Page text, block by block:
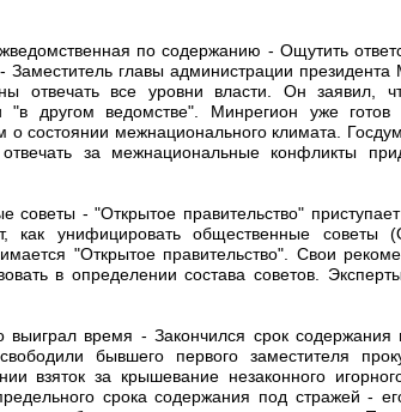
по содержанию - Ощутить
Заместитель главы администрации
отвечать все уровни власти. Он заявил,
другом ведомстве". Минрегион уже готов
о состоянии межнационального климата.
отвечать за межнациональные конфликты
советы - "Открытое правительство"
как унифицировать общественные советы
"Открытое правительство". Свои
в определении состава советов.
время - Закончился срок
бывшего первого заместителя
взяток за крышевание незаконного
срока содержания под стражей -